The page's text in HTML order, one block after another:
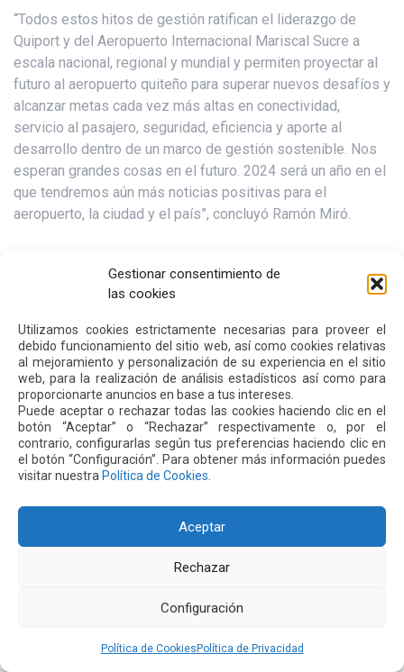
Gestionar consentimiento de
las cookies
Utilizamos cookies estrictamente necesarias para proveer el
debido funcionamiento del sitio web, así como cookies relativas
al mejoramiento y personalización de su experiencia en el sitio
web, para la realización de análisis estadísticos así como para
proporcionarte anuncios en base a tus intereses.
Puede aceptar o rechazar todas las cookies haciendo clic en el
botón “Aceptar” o “Rechazar” respectivamente o, por el
contrario, configurarlas según tus preferencias haciendo clic en
el botón “Configuración”. Para obtener más información puedes
visitar nuestra Política de Cookies
Aceptar
Rechazar
Configuración
Política de Cookies Política de Privacidad
“Todos estos hitos de gestión ratifican el liderazgo de
Quiport y del Aeropuerto Internacional Mariscal Sucre a
escala nacional, regional y mundial y permiten proyectar al
futuro al aeropuerto quiteño para superar nuevos desafíos y
alcanzar metas cada vez más altas en conectividad,
servicio al pasajero, seguridad, eficiencia y aporte al
desarrollo dentro de un marco de gestión sostenible. Nos
esperan grandes cosas en el futuro. 2024 será un año en el
que tendremos aún más noticias positivas para el
aeropuerto, la ciudad y el país”, concluyó Ramón Miró.
Anterior
OtrasNoticias
24 JUL 2026
El aeropuerto de Quito fortalece su oferta comercial
de Polo Ralph Lauren y Adidas